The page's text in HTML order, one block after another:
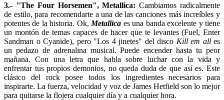
3.- "The Four Horsemen", Metallica:Cambiamos radicalmente
de estilo, para recomendarte a una de las canciones más increíbles y
potentes de la historia. Ok, Metallica es una banda excelente y tiene
un montón de temas capaces de hacer que te levantes (Fuel, Enter
Sandman o Cyanide), pero "Los 4 jinetes" del disco Kill em alles
un pedazo de adrenalina musical. Puede encender hasta tu peor
mañana. Con una letra que habla sobre luchar con la vida y
enfrentar tus propios demonios, no queda duda de que así es. Este
clásico del rock posee todos los ingredientes necesarios para
inspirarte. La fuerza, velocidad y voz de James Hetfield son lo mejor
para quitarse la flojera cualquier día y a cualquier hora.